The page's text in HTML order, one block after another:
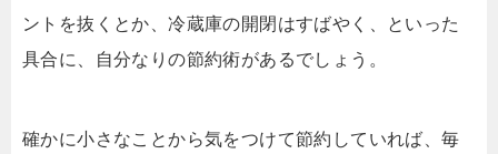
ントを抜くとか、冷蔵庫の開閉はすばやく、といった
具合に、自分なりの節約術があるでしょう。
確かに小さなことから気をつけて節約していれば、毎